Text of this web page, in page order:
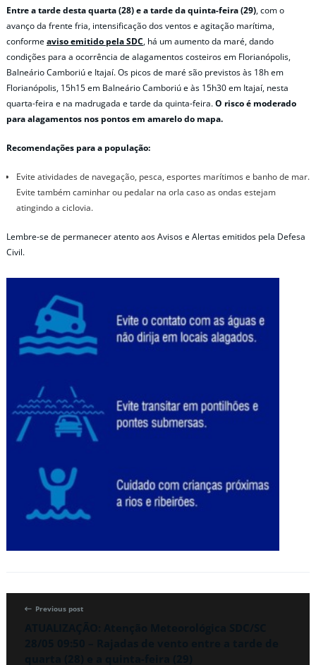
Entre a tarde desta quarta (28) e a tarde da quinta-feira (29), com o
avanço da frente fria, intensificação dos ventos e agitação marítima,
conformeaviso emitido pela SDC, há um aumento da maré, dando
condições para a ocorrência de alagamentos costeiros em Florianópolis,
Balneário Camboriú e Itajaí. Os picos de maré são previstos às 18h em
Florianópolis, 15h15 em Balneário Camboriú e às 15h30 em Itajaí, nesta
quarta-feira e na madrugada e tarde da quinta-feira.O risco é moderado
para alagamentos nos pontos em amarelo do mapa.
Recomendações para a população:
Evite atividades de navegação, pesca, esportes marítimos e banho de mar.
Evite também caminhar ou pedalar na orla caso as ondas estejam
atingindo a ciclovia.
Lembre-se de permanecer atento aos Avisos e Alertas emitidos pela Defesa
Civil.
Previous post